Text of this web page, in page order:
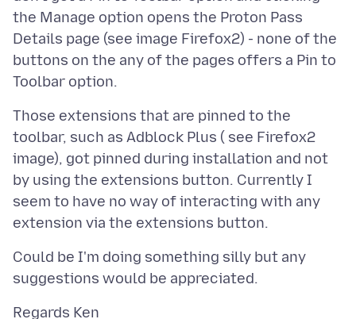
the Manage option opens the Proton Pass
Details page (see image Firefox2) - none of the
buttons on the any of the pages offers a Pin to
Those extensions that are pinned to the
toolbar, such as Adblock Plus ( see Firefox2
image), got pinned during installation and not
by using the extensions button. Currently I
seem to have no way of interacting with any
Could be I'm doing something silly but any